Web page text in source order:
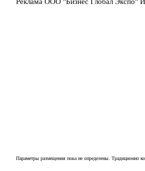
Параметры размещения пока не определены. Традиционно